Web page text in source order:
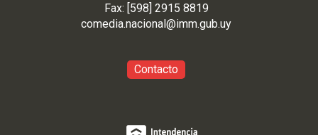
Fax: [598] 2915 8819
comedia.nacional@imm.gub.uy
Contacto